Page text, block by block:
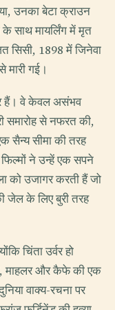
उनका बेटा क्राउन
साथ मायर्लिंग में मृत
सिसी, 1898 में जिनेवा
गई।
हैं। वे केवल असंभव
समारोह से नफरत की,
सैन्य सीमा की तरह
ने उन्हें एक सपने
को उजागर करती हैं जो
जेल के लिए बुरी तरह
चिंता उर्वर हो
माहलर और कैफे की एक
वाक्य-रचना पर